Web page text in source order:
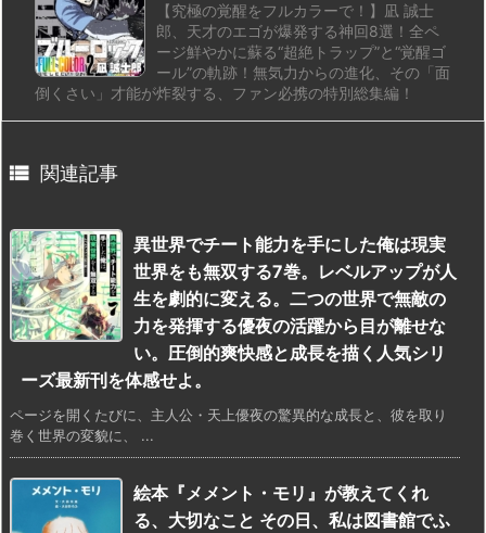
【究極の覚醒をフルカラーで！】凪 誠士
郎、天才のエゴが爆発する神回8選！全ペ
ージ鮮やかに蘇る“超絶トラップ”と“覚醒ゴ
ール”の軌跡！無気力からの進化、その「面
倒くさい」才能が炸裂する、ファン必携の特別総集編！
 関連記事
異世界でチート能力を手にした俺は現実
世界をも無双する7巻。レベルアップが人
生を劇的に変える。二つの世界で無敵の
力を発揮する優夜の活躍から目が離せな
い。圧倒的爽快感と成長を描く人気シリ
ーズ最新刊を体感せよ。
ページを開くたびに、主人公・天上優夜の驚異的な成長と、彼を取り
巻く世界の変貌に、 ...
絵本『メメント・モリ』が教えてくれ
る、大切なこと その日、私は図書館でふ